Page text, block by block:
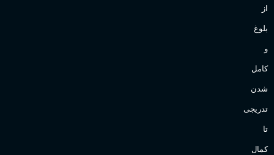
از
بلوغ
و
کامل
شدن
تدریجی
تا
کمال